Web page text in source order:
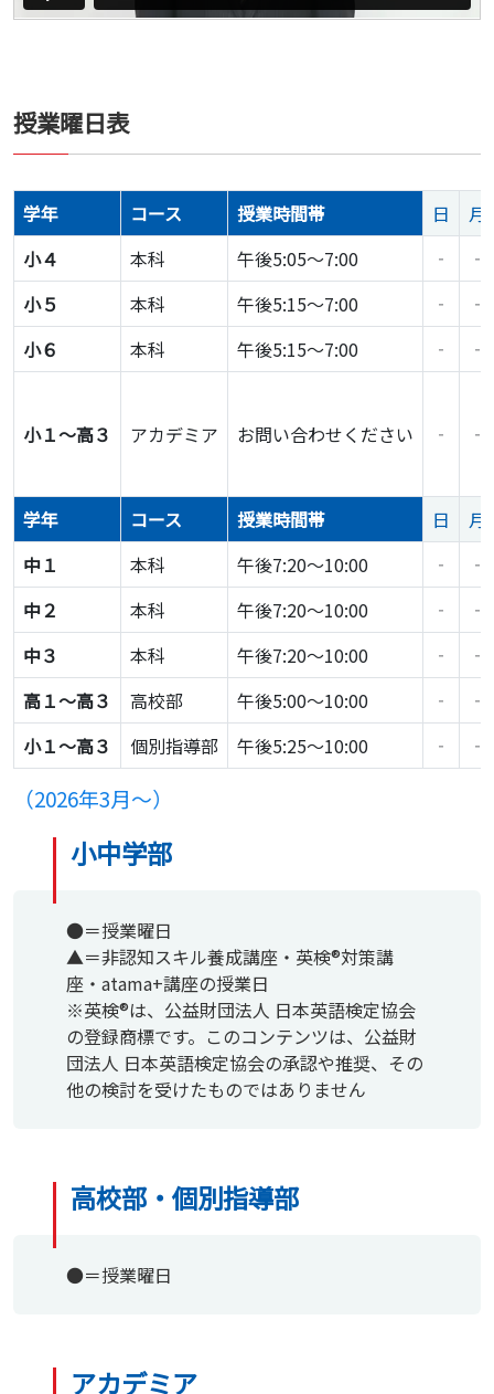
授業曜日表
学年 コース 授業時間帯 日
月
小４
本科 午後5:05～7:00 ‐
‐
小５
本科 午後5:15～7:00 ‐
‐
小６
本科 午後5:15～7:00 ‐ ‐
小１～高３ アカデミア お問い合わせください ‐ ‐
学年 コース 授業時間帯 日
月
中１
本科 午後7:20～10:00 ‐
‐
中２
本科 午後7:20～10:00 ‐
‐
中３
本科 午後7:20～10:00 ‐
‐
高１〜高３
高校部 午後5:00～10:00 ‐
‐
小１〜高３
個別指導部 午後5:25～10:00 ‐ ‐
（2026年3月〜）
小中学部
●＝授業曜日
▲＝非認知スキル養成講座・英検®対策講
座・atama+講座の授業日
※英検®は、公益財団法人 日本英語検定協会
の登録商標です。このコンテンツは、公益財
団法人 日本英語検定協会の承認や推奨、その
他の検討を受けたものではありません
高校部・個別指導部
●＝授業曜日
アカデミア